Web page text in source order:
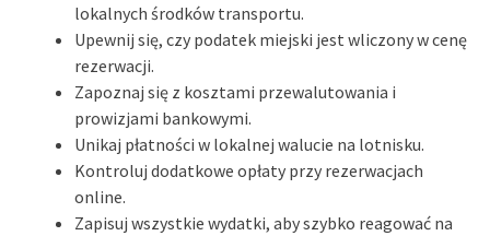
lokalnych środków transportu.
Upewnij się, czy podatek miejski jest wliczony w cenę
rezerwacji.
Zapoznaj się z kosztami przewalutowania i
prowizjami bankowymi.
Unikaj płatności w lokalnej walucie na lotnisku.
Kontroluj dodatkowe opłaty przy rezerwacjach
online.
Zapisuj wszystkie wydatki, aby szybko reagować na